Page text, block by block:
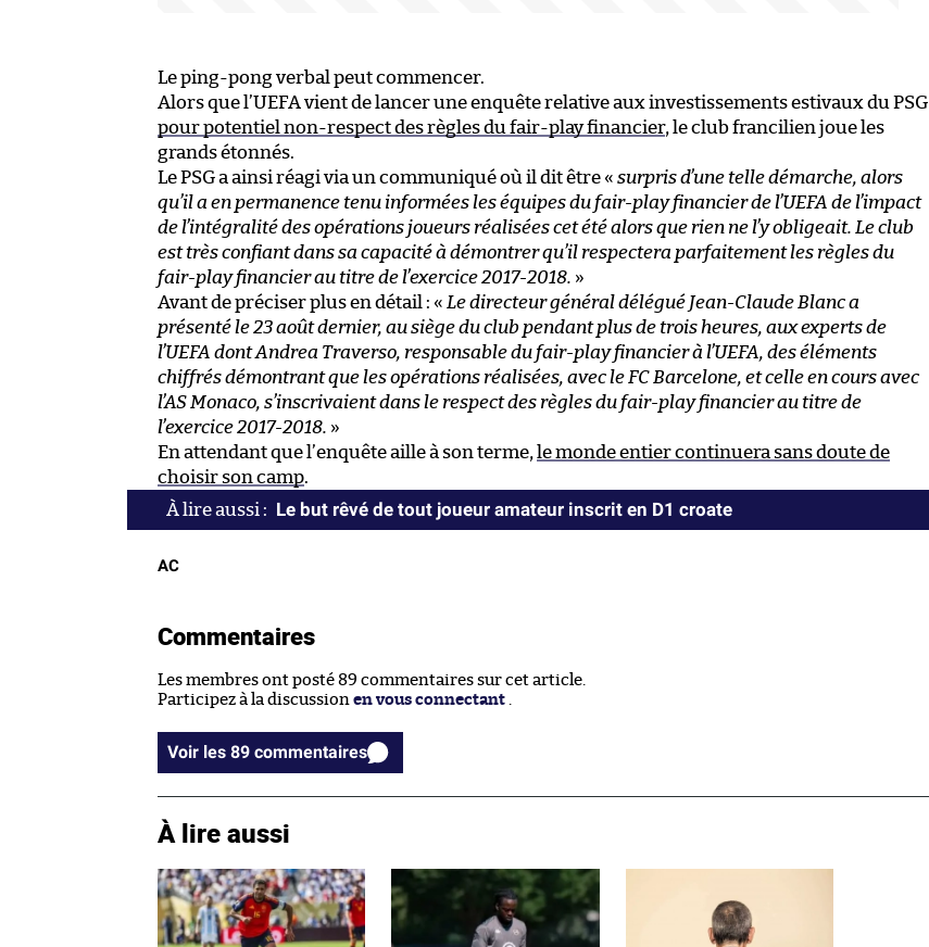
Le ping-pong verbal peut commencer.
Alors que l’UEFA vient de lancer une enquête relative aux investissements estivaux du PSG
pour potentiel non-respect des règles du fair-play financier, le club francilien joue les
grands étonnés.
Le PSG a ainsi réagi via un communiqué où il dit être « surpris d’une telle démarche, alors
qu’il a en permanence tenu informées les équipes du fair-play financier de l’UEFA de l’impact
de l’intégralité des opérations joueurs réalisées cet été alors que rien ne l’y obligeait. Le club
est très confiant dans sa capacité à démontrer qu’il respectera parfaitement les règles du
fair-play financier au titre de l’exercice 2017-2018. »
Avant de préciser plus en détail : « Le directeur général délégué Jean-Claude Blanc a
présenté le 23 août dernier, au siège du club pendant plus de trois heures, aux experts de
l’UEFA dont Andrea Traverso, responsable du fair-play financier à l’UEFA, des éléments
chiffrés démontrant que les opérations réalisées, avec le FC Barcelone, et celle en cours avec
l’AS Monaco, s’inscrivaient dans le respect des règles du fair-play financier au titre de
l’exercice 2017-2018. »
En attendant que l’enquête aille à son terme, le monde entier continuera sans doute de
choisir son camp.
Le but rêvé de tout joueur amateur inscrit en D1 croate
AC
Commentaires
Les membres ont posté 89 commentaires sur cet article.
Participez à la discussion en vous connectant
Voir les 89 commentaires
À lire aussi